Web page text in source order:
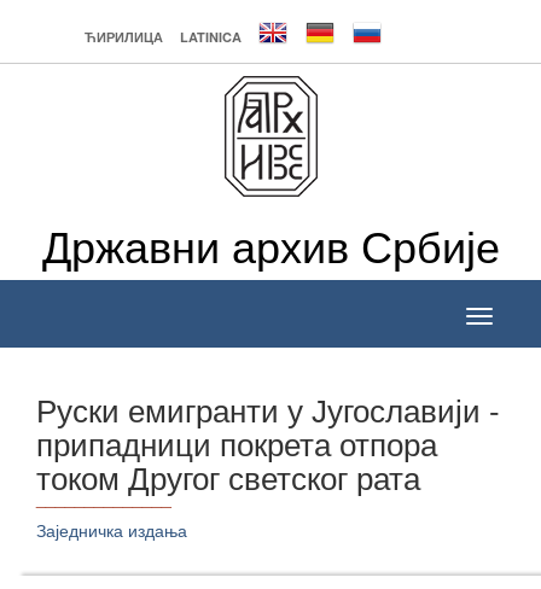
ЋИРИЛИЦА LATINICA
Државни архив Србије
Toggle
Руски емигранти у Југославији -
припадници покрета отпора
током Другог светског рата
______________
Заједничка издања